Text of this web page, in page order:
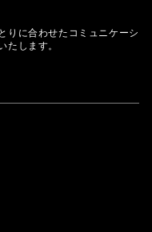
りに合わせたコミュニケーシ
たします。